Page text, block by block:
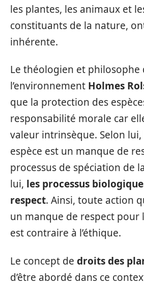
les plantes, les animaux et
constituants de la nature,
inhérente.
Le théologien et philosophe
l’environnement Holmes
que la protection des
responsabilité morale car
valeur intrinsèque. Selon lui,
espèce est un manque de
processus de spéciation de
lui, les processus
respect. Ainsi, toute action
un manque de respect pour
est contraire à l’éthique.
Le concept de droits des
d’être abordé dans ce